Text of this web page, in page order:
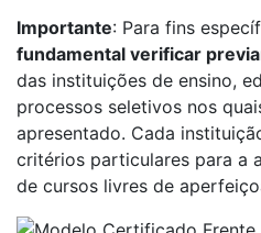
Importante: Para fins
fundamental verificar
das instituições de ensino,
processos seletivos nos
apresentado. Cada
critérios particulares para a
de cursos livres de